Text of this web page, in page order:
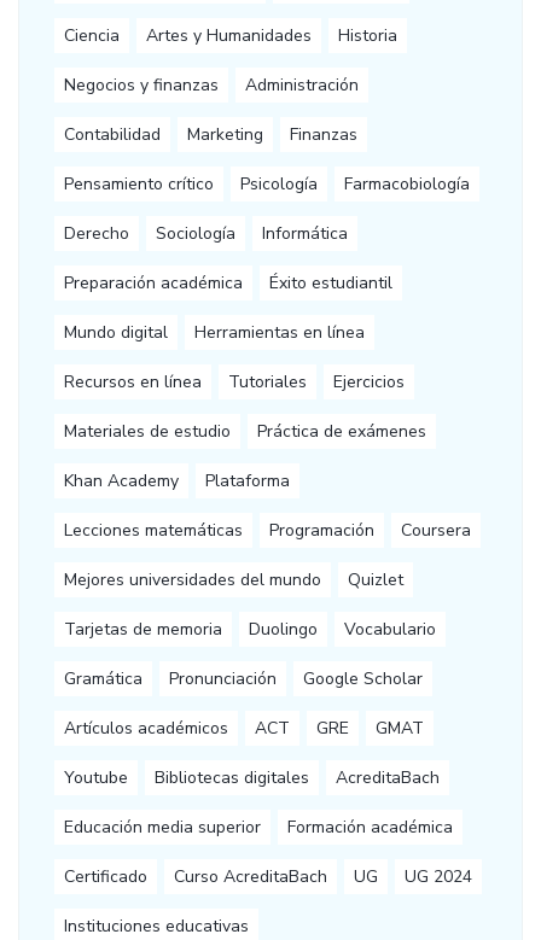
Ciencia Artes y Humanidades Historia
Negocios y finanzas Administración
Contabilidad Marketing Finanzas
Pensamiento crítico Psicología Farmacobiología
Derecho Sociología Informática
Preparación académica Éxito estudiantil
Mundo digital Herramientas en línea
Recursos en línea Tutoriales Ejercicios
Materiales de estudio Práctica de exámenes
Khan Academy Plataforma
Lecciones matemáticas Programación Coursera
Mejores universidades del mundo Quizlet
Tarjetas de memoria Duolingo Vocabulario
Gramática Pronunciación Google Scholar
Artículos académicos ACT GRE GMAT
Youtube Bibliotecas digitales AcreditaBach
Educación media superior Formación académica
Certificado Curso AcreditaBach UG UG 2024
Instituciones educativas